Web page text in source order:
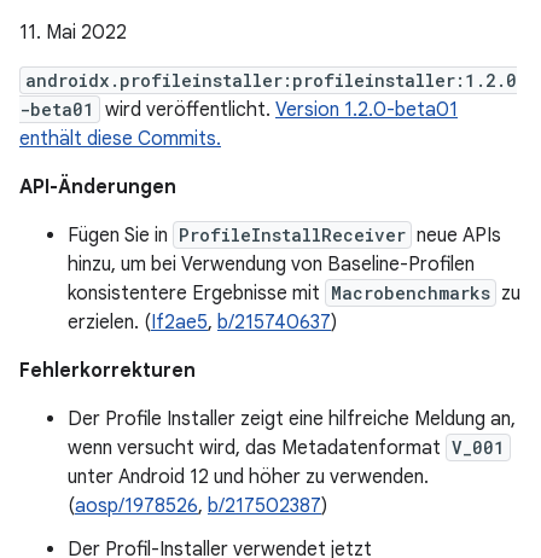
11. Mai 2022
androidx.profileinstaller:profileinstaller:1.2.0
-beta01
wird veröffentlicht. Version 1.2.0-beta01
enthält diese Commits.
API-Änderungen
Fügen Sie in ProfileInstallReceiver neue APIs
hinzu, um bei Verwendung von Baseline-Profilen
konsistentere Ergebnisse mit Macrobenchmarks zu
erzielen. (If2ae5, b/215740637)
Fehlerkorrekturen
Der Profile Installer zeigt eine hilfreiche Meldung an,
wenn versucht wird, das Metadatenformat V_001
unter Android 12 und höher zu verwenden.
(aosp/1978526, b/217502387)
Der Profil-Installer verwendet jetzt